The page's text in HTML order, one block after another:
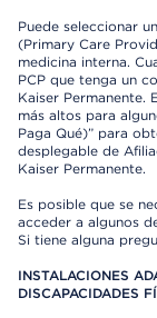
Puede seleccionar
(Primary Care
medicina interna.
PCP que tenga un
Kaiser Permanente.
más altos para
Paga Qué)” para
desplegable de
Kaiser Permanente.
Es posible que se
acceder a algunos
Si tiene alguna
INSTALACIONES
DISCAPACIDADES